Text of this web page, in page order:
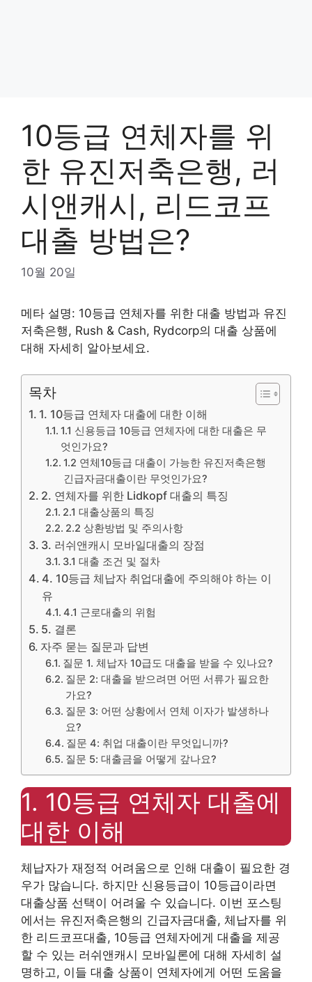
10등급 연체자를 위
한 유진저축은행, 러
시앤캐시, 리드코프
대출 방법은?
10월 20일
메타 설명: 10등급 연체자를 위한 대출 방법과 유진
저축은행, Rush & Cash, Rydcorp의 대출 상품에
대해 자세히 알아보세요.
목차
1. 10등급 연체자 대출에 대한 이해
1.1 신용등급 10등급 연체자에 대한 대출은 무
엇인가요?
1.2 연체10등급 대출이 가능한 유진저축은행
긴급자금대출이란 무엇인가요?
2. 연체자를 위한 Lidkopf 대출의 특징
2.1 대출상품의 특징
2.2 상환방법 및 주의사항
3. 러쉬앤캐시 모바일대출의 장점
3.1 대출 조건 및 절차
4. 10등급 체납자 취업대출에 주의해야 하는 이
유
4.1 근로대출의 위험
5. 결론
자주 묻는 질문과 답변
질문 1. 체납자 10급도 대출을 받을 수 있나요?
질문 2: 대출을 받으려면 어떤 서류가 필요한
가요?
질문 3: 어떤 상황에서 연체 이자가 발생하나
요?
질문 4: 취업 대출이란 무엇입니까?
질문 5: 대출금을 어떻게 갚나요?
1. 10등급 연체자 대출에
대한 이해
체납자가 재정적 어려움으로 인해 대출이 필요한 경
우가 많습니다. 하지만 신용등급이 10등급이라면
대출상품 선택이 어려울 수 있습니다. 이번 포스팅
에서는 유진저축은행의 긴급자금대출, 체납자를 위
한 리드코프대출, 10등급 연체자에게 대출을 제공
할 수 있는 러쉬앤캐시 모바일론에 대해 자세히 설
명하고, 이들 대출 상품이 연체자에게 어떤 도움을